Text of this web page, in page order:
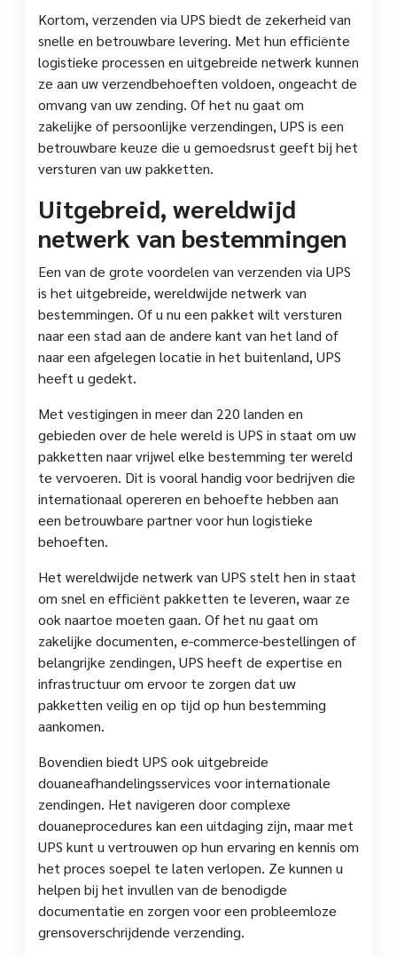
Kortom, verzenden via UPS biedt de zekerheid van
snelle en betrouwbare levering. Met hun efficiënte
logistieke processen en uitgebreide netwerk kunnen
ze aan uw verzendbehoeften voldoen, ongeacht de
omvang van uw zending. Of het nu gaat om
zakelijke of persoonlijke verzendingen, UPS is een
betrouwbare keuze die u gemoedsrust geeft bij het
versturen van uw pakketten.
Uitgebreid, wereldwijd
netwerk van bestemmingen
Een van de grote voordelen van verzenden via UPS
is het uitgebreide, wereldwijde netwerk van
bestemmingen. Of u nu een pakket wilt versturen
naar een stad aan de andere kant van het land of
naar een afgelegen locatie in het buitenland, UPS
heeft u gedekt.
Met vestigingen in meer dan 220 landen en
gebieden over de hele wereld is UPS in staat om uw
pakketten naar vrijwel elke bestemming ter wereld
te vervoeren. Dit is vooral handig voor bedrijven die
internationaal opereren en behoefte hebben aan
een betrouwbare partner voor hun logistieke
behoeften.
Het wereldwijde netwerk van UPS stelt hen in staat
om snel en efficiënt pakketten te leveren, waar ze
ook naartoe moeten gaan. Of het nu gaat om
zakelijke documenten, e-commerce-bestellingen of
belangrijke zendingen, UPS heeft de expertise en
infrastructuur om ervoor te zorgen dat uw
pakketten veilig en op tijd op hun bestemming
aankomen.
Bovendien biedt UPS ook uitgebreide
douaneafhandelingsservices voor internationale
zendingen. Het navigeren door complexe
douaneprocedures kan een uitdaging zijn, maar met
UPS kunt u vertrouwen op hun ervaring en kennis om
het proces soepel te laten verlopen. Ze kunnen u
helpen bij het invullen van de benodigde
documentatie en zorgen voor een probleemloze
grensoverschrijdende verzending.